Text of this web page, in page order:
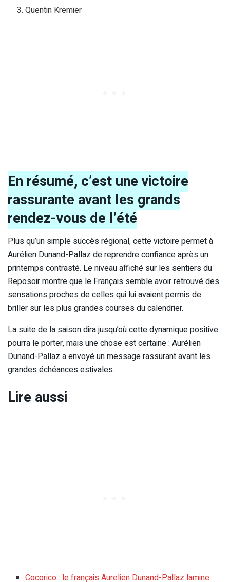
Quentin Kremier
En résumé, c’est une victoire
rassurante avant les grands
rendez-vous de l’été
Plus qu’un simple succès régional, cette victoire permet à
Aurélien Dunand-Pallaz de reprendre confiance après un
printemps contrasté. Le niveau affiché sur les sentiers du
Reposoir montre que le Français semble avoir retrouvé des
sensations proches de celles qui lui avaient permis de
briller sur les plus grandes courses du calendrier.
La suite de la saison dira jusqu’où cette dynamique positive
pourra le porter, mais une chose est certaine : Aurélien
Dunand-Pallaz a envoyé un message rassurant avant les
grandes échéances estivales.
Lire aussi
Cocorico : le français Aurelien Dunand-Pallaz lamine